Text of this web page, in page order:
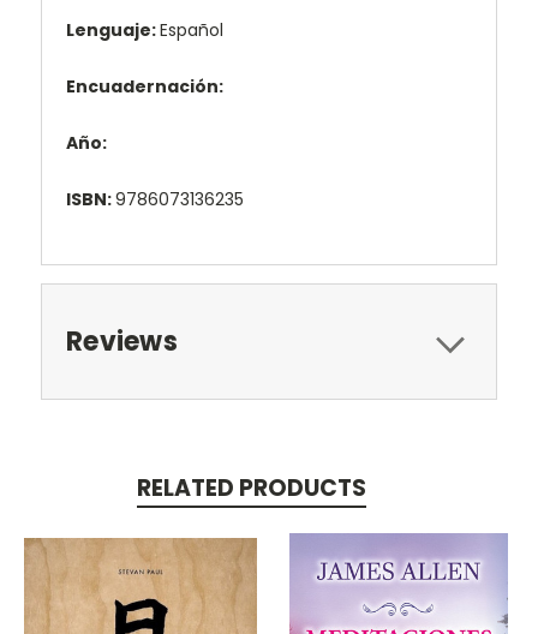
Lenguaje:Español
Encuadernación:
Año:
ISBN:9786073136235
Reviews
RELATED PRODUCTS